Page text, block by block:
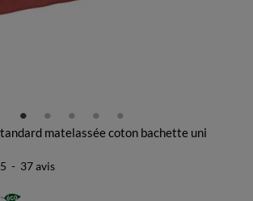
matelassée coton bachette uni
5 - 37avis